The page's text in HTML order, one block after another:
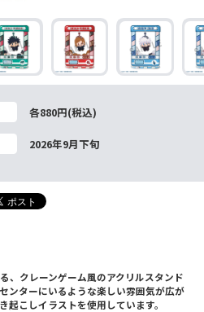
各880円(税込)
2026年9月下旬
、クレーンゲーム風のアクリルスタンド
ンターにいるような楽しい雰囲気が広が
起こしイラストを使用しています。